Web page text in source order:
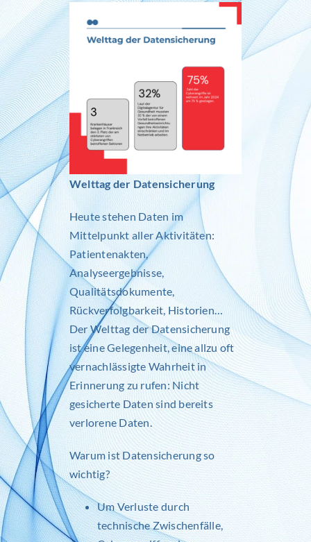
Inlog stellt ein
Kontakt
Welttag der Datensicherung
Heute stehen Daten im
Mittelpunkt aller Aktivitäten:
Patientenakten,
Analyseergebnisse,
Qualitätsdokumente,
Rückverfolgbarkeit, Historien…
Der Welttag der Datensicherung
ist eine Gelegenheit, eine allzu oft
vernachlässigte Wahrheit in
Erinnerung zu rufen: Nicht
gesicherte Daten sind bereits
verlorene Daten.
Warum ist Datensicherung so
wichtig?
Um Verluste durch
technische Zwischenfälle,